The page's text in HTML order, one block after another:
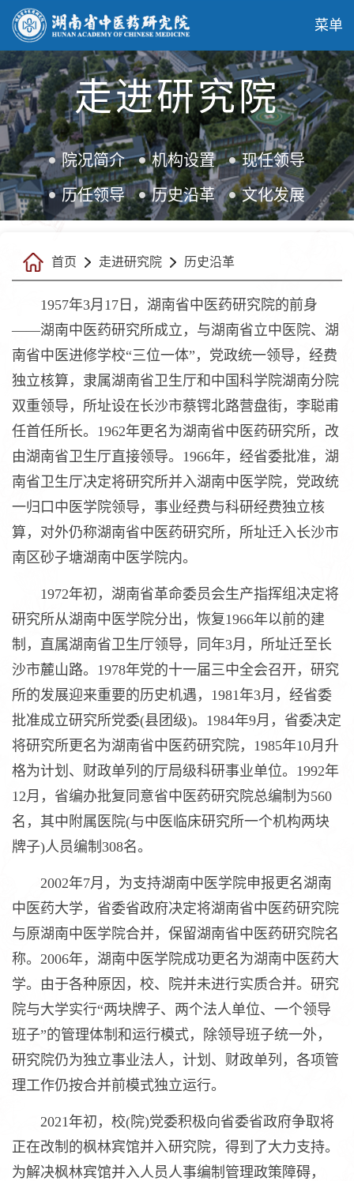
菜单
走进研究院
院况简介 机构设置
现任领导
历任领导
历史沿革 文化发展
首页 走进研究院 历史沿革
1957年3月17日，湖南省中医药研究院的前身
——湖南中医药研究所成立，与湖南省立中医院、湖
南省中医进修学校“三位一体”，党政统一领导，经费
独立核算，隶属湖南省卫生厅和中国科学院湖南分院
双重领导，所址设在长沙市蔡锷北路营盘街，李聪甫
任首任所长。1962年更名为湖南省中医药研究所，改
由湖南省卫生厅直接领导。1966年，经省委批准，湖
南省卫生厅决定将研究所并入湖南中医学院，党政统
一归口中医学院领导，事业经费与科研经费独立核
算，对外仍称湖南省中医药研究所，所址迁入长沙市
南区砂子塘湖南中医学院内。
1972年初，湖南省革命委员会生产指挥组决定将
研究所从湖南中医学院分出，恢复1966年以前的建
制，直属湖南省卫生厅领导，同年3月，所址迁至长
沙市麓山路。1978年党的十一届三中全会召开，研究
所的发展迎来重要的历史机遇，1981年3月，经省委
批准成立研究所党委(县团级)。1984年9月，省委决定
将研究所更名为湖南省中医药研究院，1985年10月升
格为计划、财政单列的厅局级科研事业单位。1992年
12月，省编办批复同意省中医药研究院总编制为560
名，其中附属医院(与中医临床研究所一个机构两块
牌子)人员编制308名。
2002年7月，为支持湖南中医学院申报更名湖南
中医药大学，省委省政府决定将湖南省中医药研究院
与原湖南中医学院合并，保留湖南省中医药研究院名
称。2006年，湖南中医学院成功更名为湖南中医药大
学。由于各种原因，校、院并未进行实质合并。研究
院与大学实行“两块牌子、两个法人单位、一个领导
班子”的管理体制和运行模式，除领导班子统一外，
研究院仍为独立事业法人，计划、财政单列，各项管
理工作仍按合并前模式独立运行。
2021年初，校(院)党委积极向省委省政府争取将
正在改制的枫林宾馆并入研究院，得到了大力支持。
为解决枫林宾馆并入人员人事编制管理政策障碍，